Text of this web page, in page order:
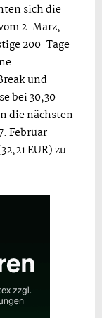
sich die
2. März,
200-Tage-
und
bei 30,30
die nächsten
Februar
EUR) zu